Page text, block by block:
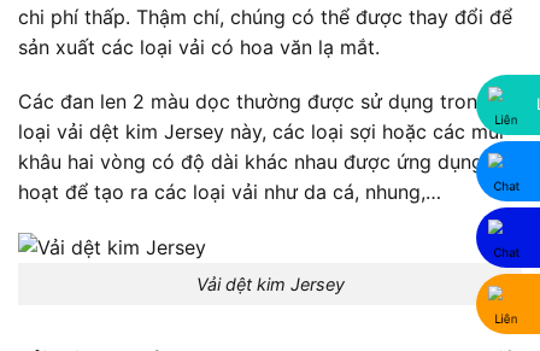
chi phí thấp. Thậm chí, chúng có thể được thay đổi để
sản xuất các loại vải có hoa văn lạ mắt.
Các đan len 2 màu dọc thường được sử dụng trong
loại vải dệt kim Jersey này, các loại sợi hoặc các mũi
khâu hai vòng có độ dài khác nhau được ứng dụng linh
hoạt để tạo ra các loại vải như da cá, nhung,…
Vải dệt kim Jersey